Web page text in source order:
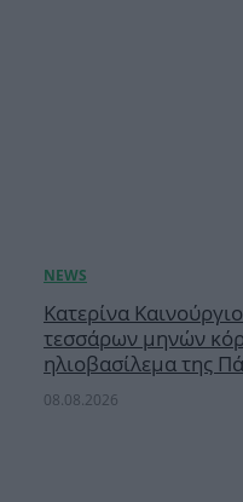
Κατερίνα
τεσσάρων μηνών
ηλιοβασίλεμα της
08.08.2026